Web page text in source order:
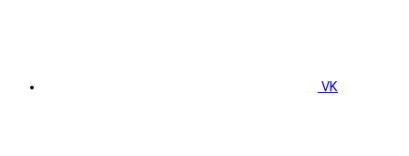
VK